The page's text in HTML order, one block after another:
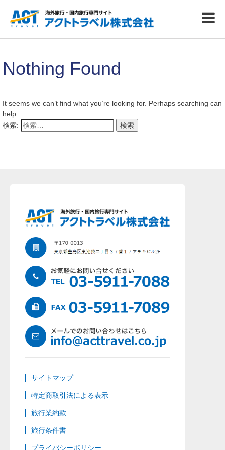
Nothing Found
It seems we can’t find what you’re looking for. Perhaps searching can
help.
検索:
サイトマップ
特定商取引法による表示
旅行業約款
旅行条件書
プライバシーポリシー